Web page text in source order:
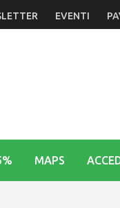
EVENTI
MAPS